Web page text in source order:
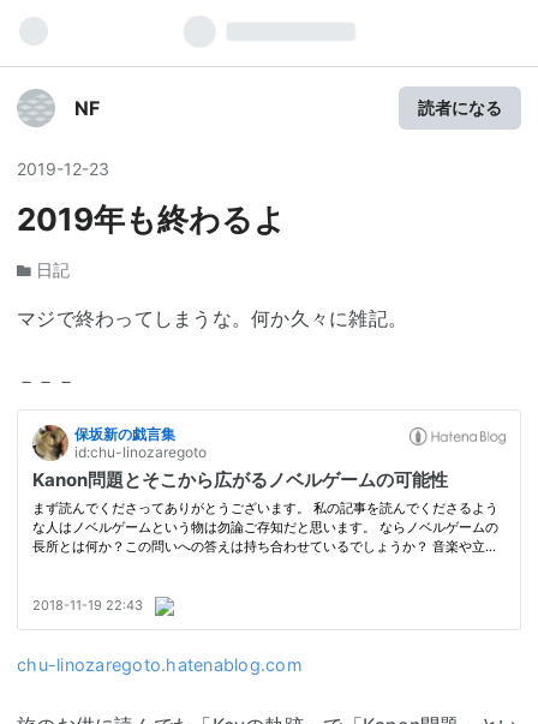
NF 読者になる
2019-12-23
2019年も終わるよ
日記
マジで終わってしまうな。何か久々に雑記。
－－－
chu-linozaregoto.hatenablog.com